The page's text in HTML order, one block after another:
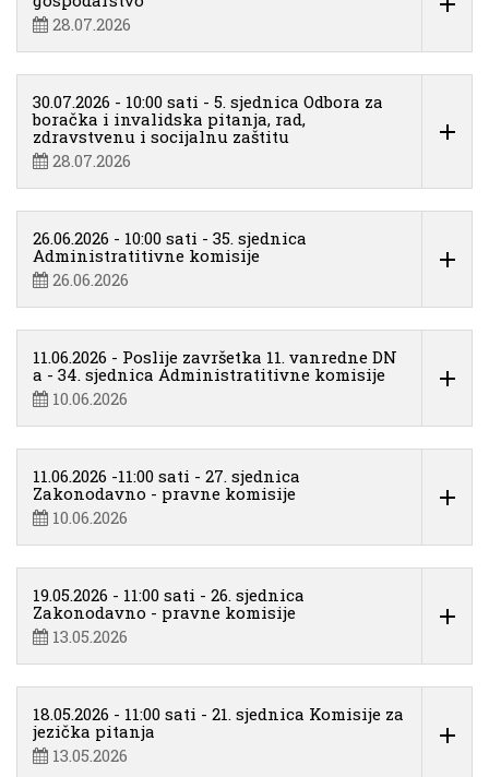
28.07.2026
30.07.2026 - 10:00 sati - 5. sjednica Odbora za
boračka i invalidska pitanja, rad,
zdravstvenu i socijalnu zaštitu
28.07.2026
26.06.2026 - 10:00 sati - 35. sjednica
Administratitivne komisije
26.06.2026
11.06.2026 - Poslije završetka 11. vanredne DN
a - 34. sjednica Administratitivne komisije
10.06.2026
11.06.2026 -11:00 sati - 27. sjednica
Zakonodavno - pravne komisije
10.06.2026
19.05.2026 - 11:00 sati - 26. sjednica
Zakonodavno - pravne komisije
13.05.2026
18.05.2026 - 11:00 sati - 21. sjednica Komisije za
jezička pitanja
13.05.2026